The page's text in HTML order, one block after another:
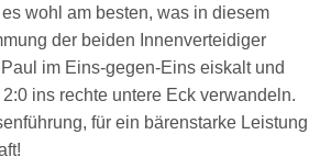
wohl am besten, was in diesem
der beiden Innenverteidiger
im Eins-gegen-Eins eiskalt und
ins rechte untere Eck verwandeln.
für ein bärenstarke Leistung